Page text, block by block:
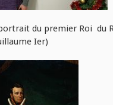
du premier Roi du
Ier)